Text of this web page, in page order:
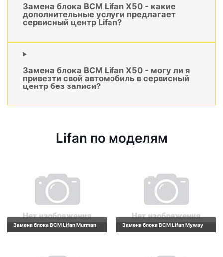
Замена блока BCM Lifan X50 - какие
дополнительные услуги предлагает
сервисный центр Lifan?
Замена блока BCM Lifan X50 - могу ли я
привезти свой автомобиль в сервисный
центр без записи?
Lifan по моделям
Замена блока BCM Lifan Murman Замена блока BCM Lifan Myway